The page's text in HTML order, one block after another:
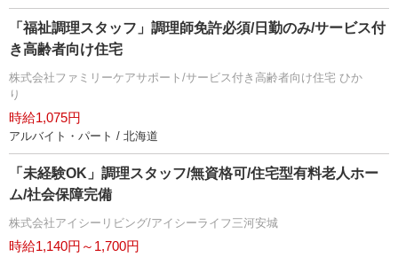
「福祉調理スタッフ」調理師免許必須/日勤のみ/サービス付
き高齢者向け住宅
株式会社ファミリーケアサポート/サービス付き高齢者向け住宅 ひか
り
時給1,075円
アルバイト・パート / 北海道
「未経験OK」調理スタッフ/無資格可/住宅型有料老人ホー
ム/社会保障完備
株式会社アイシーリビング/アイシーライフ三河安城
時給1,140円～1,700円